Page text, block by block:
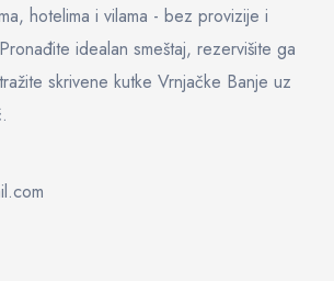
hotelima i vilama - bez provizije i
idealan smeštaj, rezervišite ga
skrivene kutke Vrnjačke Banje uz